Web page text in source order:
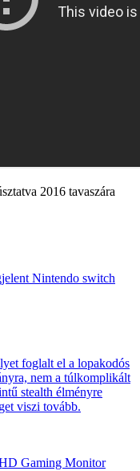
2016 tavaszára
Nintendo switch
foglalt el a lopakodós
nem a túlkomplikált
stealth élményre
viszi tovább.
Gaming Monitor